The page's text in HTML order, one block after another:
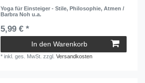
Yoga für Einsteiger - Stile, Philosophie, Atmen /
Barbra Noh u.a.
5,99 € *
In den Warenkorb
*inkl. ges. MwSt. zzgl.Versandkosten